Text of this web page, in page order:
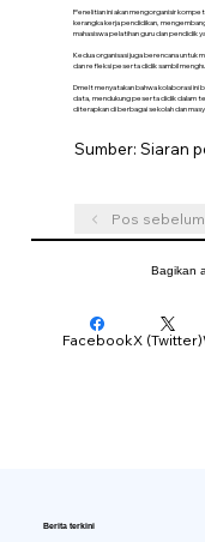
Penelitian ini akan mengorganisir
kerangka kerja pendidikan,
mahasiswa pelatihan guru dan pendidik
Kedua organisasi juga berencana
dan refleksi peserta didik sambil
Dmelt menyatakan bahwa kolaborasi ini
data, mendukung peserta didik dalam
diterapkan di berbagai sekolah dan
Sumber: Siaran
Pos
Bagikan
FacebookX (Twitter)
Berita terkini